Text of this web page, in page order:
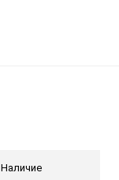
Наличие